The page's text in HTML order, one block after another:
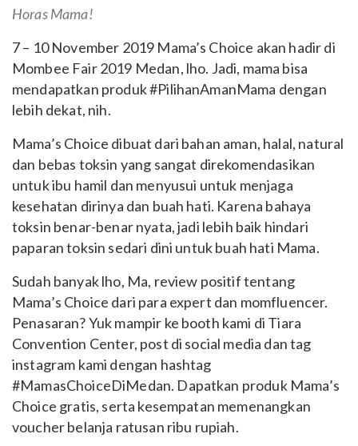
Horas Mama!
7 – 10 November 2019 Mama’s Choice akan hadir di
Mombee Fair 2019 Medan, lho. Jadi, mama bisa
mendapatkan produk #PilihanAmanMama dengan
lebih dekat, nih.
Mama’s Choice dibuat dari bahan aman, halal, natural
dan bebas toksin yang sangat direkomendasikan
untuk ibu hamil dan menyusui untuk menjaga
kesehatan dirinya dan buah hati. Karena bahaya
toksin benar-benar nyata, jadi lebih baik hindari
paparan toksin sedari dini untuk buah hati Mama.
Sudah banyak lho, Ma, review positif tentang
Mama’s Choice dari para expert dan momfluencer.
Penasaran? Yuk mampir ke booth kami di Tiara
Convention Center, post di social media dan tag
instagram kami dengan hashtag
#MamasChoiceDiMedan. Dapatkan produk Mama’s
Choice gratis, serta kesempatan memenangkan
voucher belanja ratusan ribu rupiah.